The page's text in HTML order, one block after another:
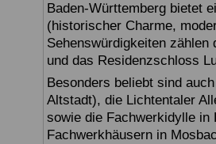
Baden-Württemberg bietet
(historischer Charme,
Sehenswürdigkeiten
und das Residenzschloss
Besonders beliebt sind
Altstadt), die Lichtentaler
sowie die Fachwerkidylle in
Fachwerkhäusern in